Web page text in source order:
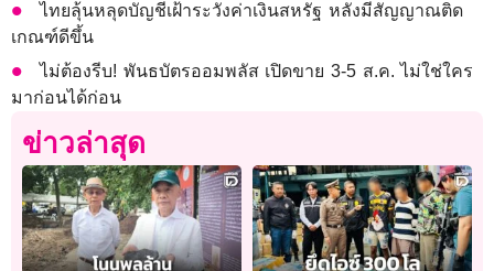
ไทยลุ้นหลุดบัญชีเฝ้าระวังค่าเงินสหรัฐ หลังมีสัญญาณติด
เกณฑ์ดีขึ้น
ไม่ต้องรีบ! พันธบัตรออมพลัส เปิดขาย 3-5 ส.ค. ไม่ใช่ใคร
มาก่อนได้ก่อน
ข่าวล่าสุด